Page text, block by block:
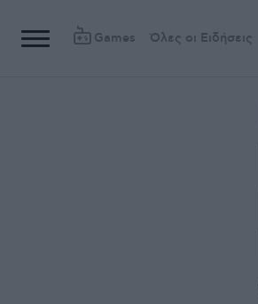
Games Όλες οι Ειδήσεις